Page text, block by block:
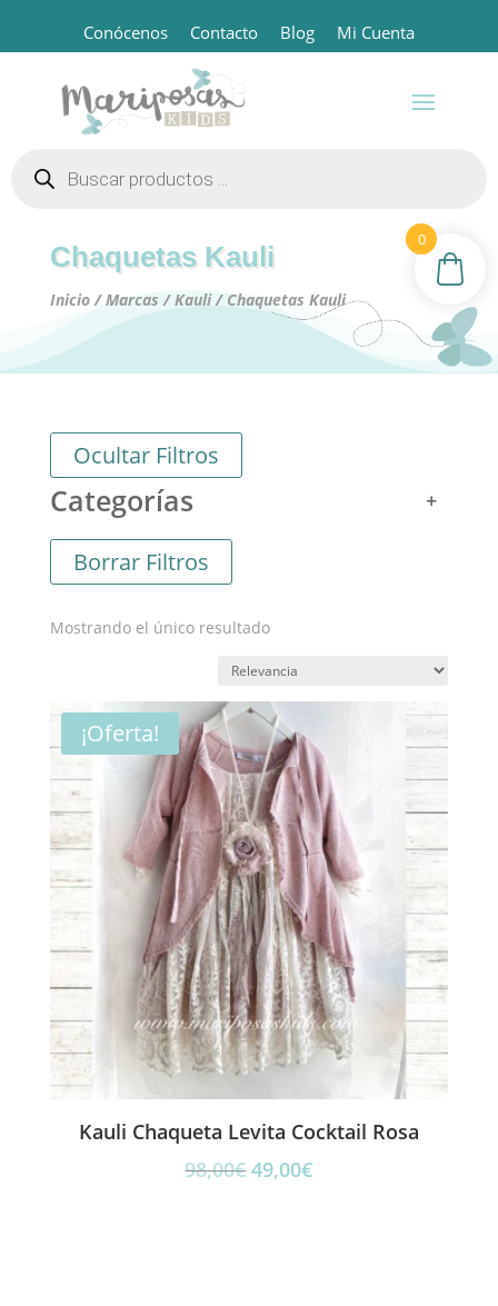
Conócenos Contacto Blog Mi Cuenta
productos
Chaquetas Kauli
Inicio/Marcas /Kauli/ Chaquetas Kauli
Ocultar Filtros
Categorías
Borrar Filtros
Mostrando el único resultado
¡Oferta!
Kauli Chaqueta Levita Cocktail Rosa
98,00€El
49,00€El
0